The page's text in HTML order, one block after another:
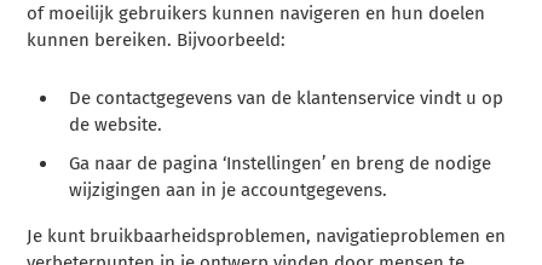
of moeilijk gebruikers kunnen navigeren en hun doelen
kunnen bereiken. Bijvoorbeeld:
De contactgegevens van de klantenservice vindt u op
de website.
Ga naar de pagina ‘Instellingen’ en breng de nodige
wijzigingen aan in je accountgegevens.
Je kunt bruikbaarheidsproblemen, navigatieproblemen en